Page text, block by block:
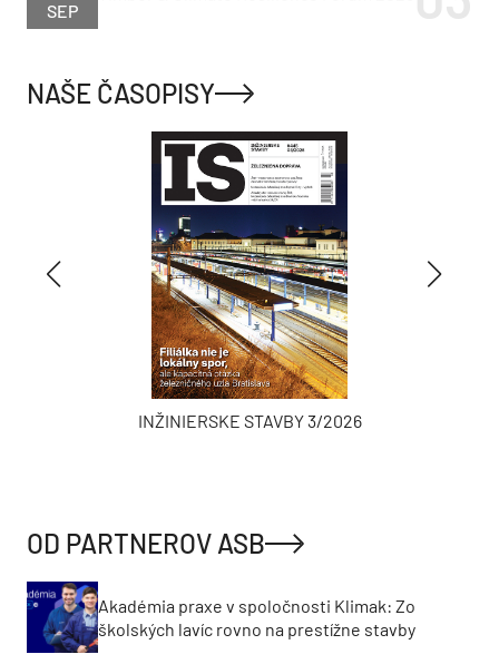
SEP
NAŠE ČASOPISY
INŽINIERSKE STAVBY 3/2026
OD PARTNEROV ASB
Akadémia praxe v spoločnosti Klimak: Zo
školských lavíc rovno na prestížne stavby